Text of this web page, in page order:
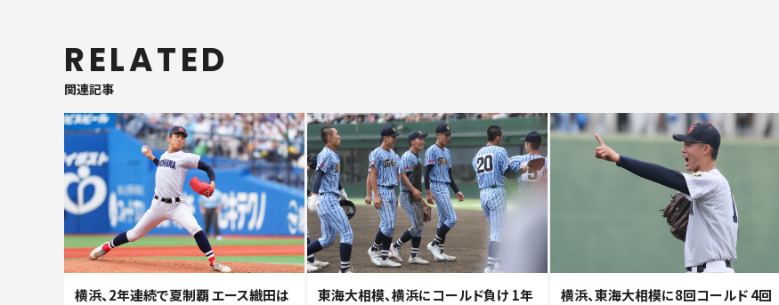
RELATED
関連記事
横浜、2年連続で夏制覇 エース織田は
東海大相模、横浜にコールド負け 1年
横浜、東海大相模に8回コールド 4回